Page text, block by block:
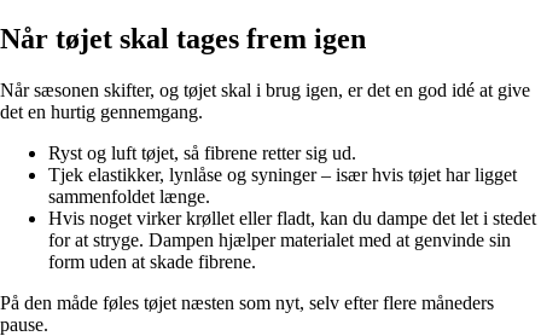
Når tøjet skal tages frem igen
Når sæsonen skifter, og tøjet skal i brug igen, er det en god idé at give
det en hurtig gennemgang.
Ryst og luft tøjet, så fibrene retter sig ud.
Tjek elastikker, lynlåse og syninger – især hvis tøjet har ligget
sammenfoldet længe.
Hvis noget virker krøllet eller fladt, kan du dampe det let i stedet
for at stryge. Dampen hjælper materialet med at genvinde sin
form uden at skade fibrene.
På den måde føles tøjet næsten som nyt, selv efter flere måneders
pause.